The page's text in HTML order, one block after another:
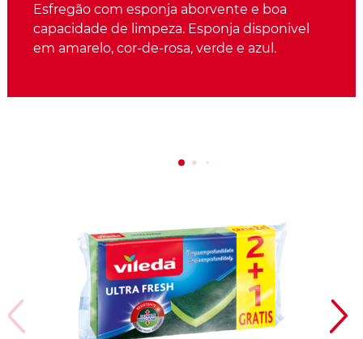
Esfregão com esponja aborvente e boa
capacidade de limpeza. Esponja disponivel
em amarelo, cor-de-rosa, verde e azul.